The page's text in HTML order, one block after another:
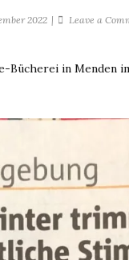
2022 Leave a
in Menden